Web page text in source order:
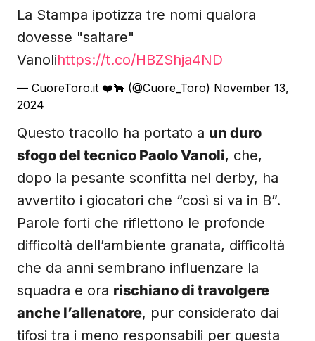
La Stampa ipotizza tre nomi qualora
dovesse "saltare"
Vanolihttps://t.co/HBZShja4ND
— CuoreToro.it ❤️🐂 (@Cuore_Toro) November 13,
2024
Questo tracollo ha portato a un duro
sfogo del tecnico Paolo Vanoli, che,
dopo la pesante sconfitta nel derby, ha
avvertito i giocatori che “così si va in B”.
Parole forti che riflettono le profonde
difficoltà dell’ambiente granata, difficoltà
che da anni sembrano influenzare la
squadra e ora rischiano di travolgere
anche l’allenatore, pur considerato dai
tifosi tra i meno responsabili per questa